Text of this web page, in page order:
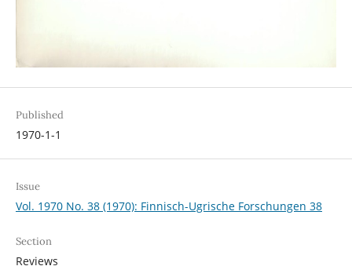
Published
1970-1-1
Issue
Vol. 1970 No. 38 (1970): Finnisch-Ugrische Forschungen 38
Section
Reviews